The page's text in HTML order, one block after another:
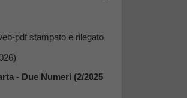
pdf stampato e rilegato
- Due Numeri (2/2025